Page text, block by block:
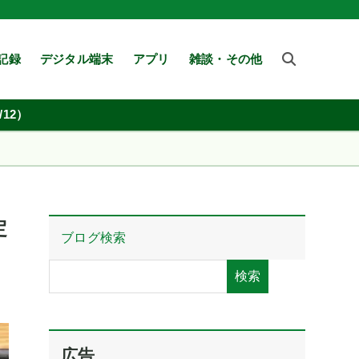
録 デジタル端末 アプリ 雑談・その他
）
ブログ検索
検索